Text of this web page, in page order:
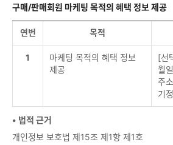
구매/판매회원 마케팅 목적의 혜택 정보 제공
연번 목적
1
마케팅 목적의 혜택 정보
제공
[선
월
주
기
• 법적 근거
개인정보 보호법 제15조 제1항 제1호